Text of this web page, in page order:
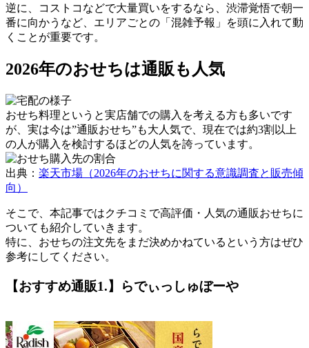
逆に、コストコなどで大量買いをするなら、渋滞覚悟で朝一
番に向かうなど、エリアごとの「混雑予報」を頭に入れて動
くことが重要です。
2026年のおせちは通販も人気
おせち料理というと実店舗での購入を考える方も多いです
が、実は今は”通販おせち”も大人気で、現在では約3割以上
の人が購入を検討するほどの人気を誇っています。
出典： 楽天市場（2026年のおせちに関する意識調査と販売傾
向）
そこで、本記事ではクチコミで高評価・人気の通販おせちに
ついても紹介していきます。
特に、おせちの注文先をまだ決めかねているという方はぜひ
参考にしてください。
【おすすめ通販1.】らでぃっしゅぼーや